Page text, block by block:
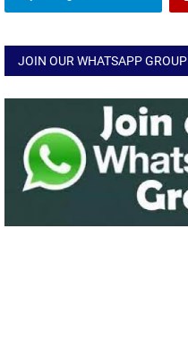
JOIN OUR WHATSAPP GROUP